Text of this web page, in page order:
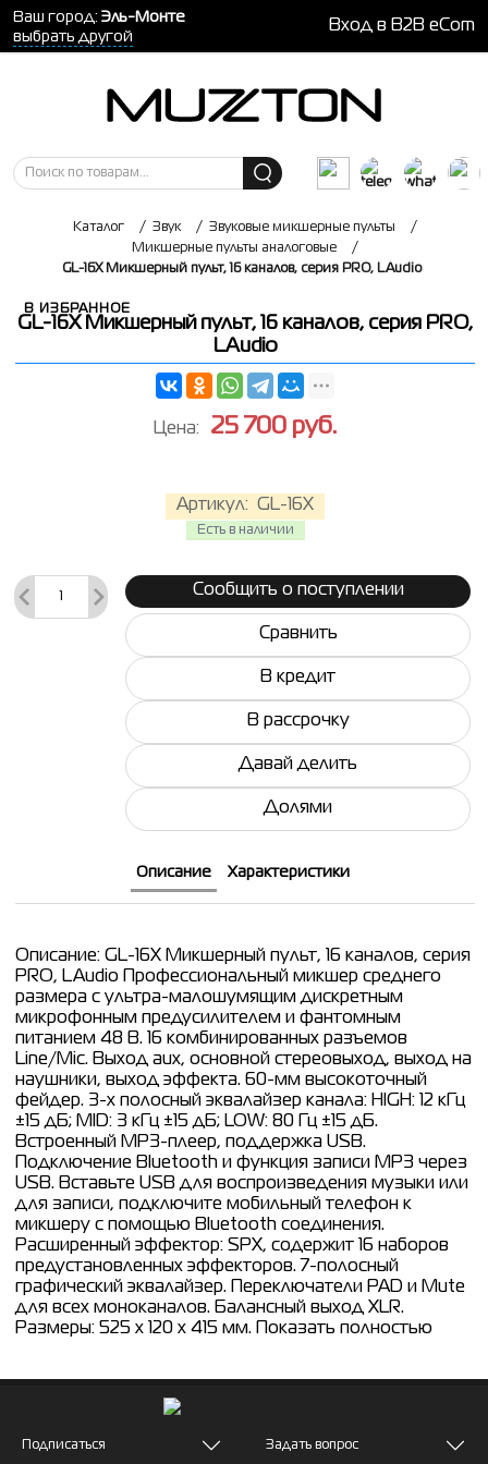
Ваш город: Эль-Монте
выбрать другой
Вход в B2B eCom
Каталог / Звук / Звуковые микшерные пульты
/
Микшерные пульты аналоговые
/
GL-16X Микшерный пульт, 16 каналов, серия PRO, LAudio
В ИЗБРАННОЕ
GL-16X Микшерный пульт, 16 каналов, серия PRO,
LAudio
Артикул: GL-16X
Есть в наличии
Цена: 25 700 руб.
Сообщить о поступлении
Сравнить
В кредит
В рассрочку
Давай делить
Долями
Описание Характеристики
Описание: GL-16X Микшерный пульт, 16 каналов, серия
PRO, LAudio Профессиональный микшер среднего
размера с ультра-малошумящим дискретным
микрофонным предусилителем и фантомным
питанием 48 В. 16 комбинированных разъемов
Line/Mic. Выход aux, основной стереовыход, выход на
наушники, выход эффекта. 60-мм высокоточный
фейдер. 3-х полосный эквалайзер канала: HIGH: 12 кГц
±15 дБ; MID: 3 кГц ±15 дБ; LOW: 80 Гц ±15 дБ.
Встроенный MP3-плеер, поддержка USB.
Подключение Bluetooth и функция записи MP3 через
USB. Вставьте USB для воспроизведения музыки или
для записи, подключите мобильный телефон к
микшеру с помощью Bluetooth соединения.
Расширенный эффектор: SPX, содержит 16 наборов
предустановленных эффекторов. 7-полосный
графический эквалайзер. Переключатели PAD и Mute
для всех моноканалов. Балансный выход XLR.
Размеры: 525 x 120 x 415 мм. Показать полностью
Подписаться Задать вопрос